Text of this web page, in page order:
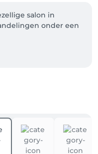
salon in
onder een